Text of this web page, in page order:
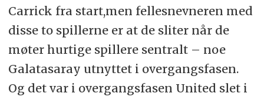
Carrick fra start,men fellesnevneren med
disse to spillerne er at de sliter når de
møter hurtige spillere sentralt – noe
Galatasaray utnyttet i overgangsfasen.
Og det var i overgangsfasen United slet i